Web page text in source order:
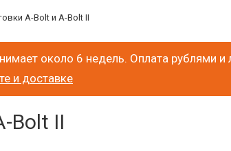
A-Bolt и A-Bolt II
около 6 недель. Оплата рублями
и доставке
Bolt II